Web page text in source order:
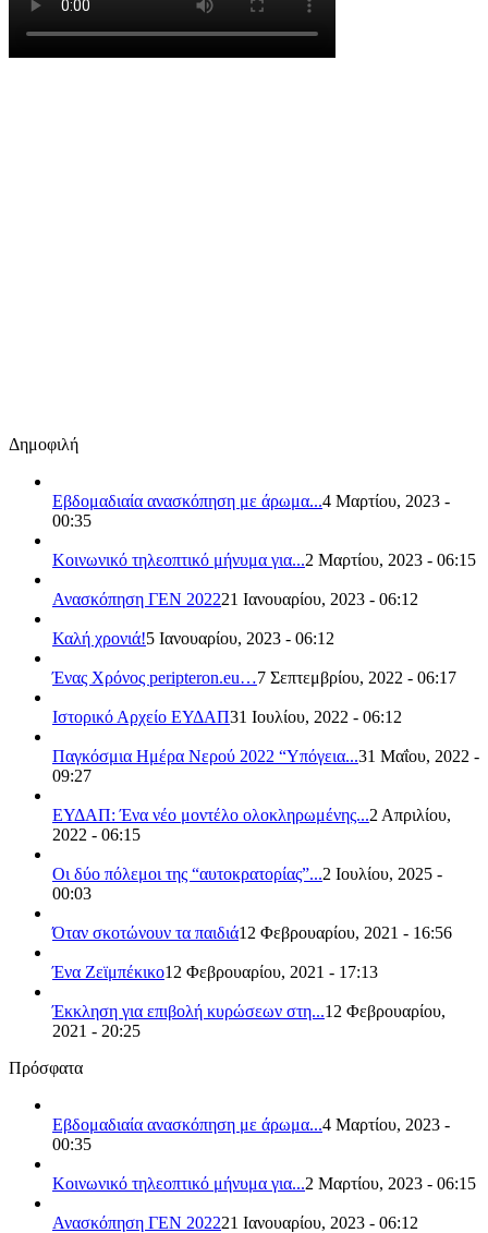
Δημοφιλή
Εβδομαδιαία ανασκόπηση με άρωμα...4 Μαρτίου, 2023 -
00:35
Κοινωνικό τηλεοπτικό μήνυμα για...2 Μαρτίου, 2023 - 06:15
Ανασκόπηση ΓΕΝ 202221 Ιανουαρίου, 2023 - 06:12
Καλή χρονιά!5 Ιανουαρίου, 2023 - 06:12
Ένας Χρόνος peripteron.eu…7 Σεπτεμβρίου, 2022 - 06:17
Ιστορικό Αρχείο ΕΥΔΑΠ31 Ιουλίου, 2022 - 06:12
Παγκόσμια Ημέρα Νερού 2022 “Υπόγεια...31 Μαΐου, 2022 -
09:27
ΕΥΔΑΠ: Ένα νέο μοντέλο ολοκληρωμένης...2 Απριλίου,
2022 - 06:15
Οι δύο πόλεμοι της “αυτοκρατορίας”...2 Ιουλίου, 2025 -
00:03
Όταν σκοτώνουν τα παιδιά12 Φεβρουαρίου, 2021 - 16:56
Ένα Ζεϊμπέκικο12 Φεβρουαρίου, 2021 - 17:13
Έκκληση για επιβολή κυρώσεων στη...12 Φεβρουαρίου,
2021 - 20:25
Πρόσφατα
Εβδομαδιαία ανασκόπηση με άρωμα...4 Μαρτίου, 2023 -
00:35
Κοινωνικό τηλεοπτικό μήνυμα για...2 Μαρτίου, 2023 - 06:15
Ανασκόπηση ΓΕΝ 202221 Ιανουαρίου, 2023 - 06:12